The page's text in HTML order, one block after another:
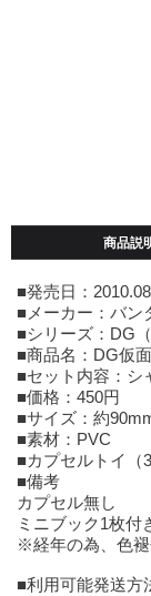
商品説
■発売日：2010.08
■メーカー：バン
■シリーズ：DG
■商品名：DG仮
■セット内容：シ
■価格：450円
■サイズ：約
■素材：PVC
■カプセルトイ（
■備考
カプセル無し
ミニブック1枚付
※経年の為、色
■利用可能発送方